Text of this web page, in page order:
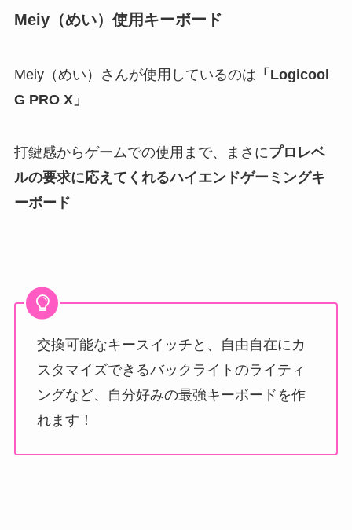
Meiy（めい）使用キーボード
Meiy（めい）さんが使用しているのは 「Logicool
G PRO X」
打鍵感からゲームでの使用まで、まさにプロレベ
ルの要求に応えてくれるハイエンドゲーミングキ
ーボード
交換可能なキースイッチと、自由自在にカ
スタマイズできるバックライトのライティ
ングなど、自分好みの最強キーボードを作
れます！